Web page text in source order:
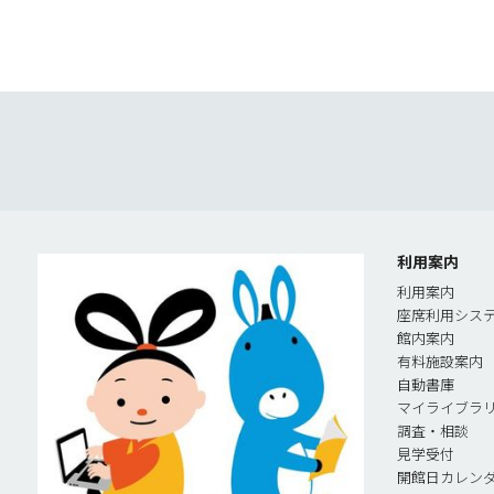
利用案内
利用案内
座席利用シス
館内案内
有料施設案内
自動書庫
マイライブラ
調査・相談
見学受付
開館日カレン